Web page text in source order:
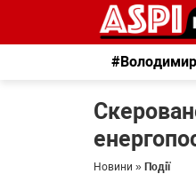
Новини » Події